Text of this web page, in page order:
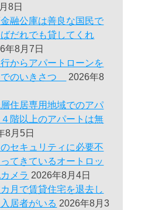
8日
融公庫は善良な国民で
だれでも貸してくれ
年8月7日
からアパートローンを
でのいきさつ
2026年8
住居専用地域でのアパ
階以上のアパートは無
8月5日
セキュリティに必要不
てきているオートロッ
メラ 2026年8月4日
月で賃貸住宅を退去し
居者がいる 2026年8月3